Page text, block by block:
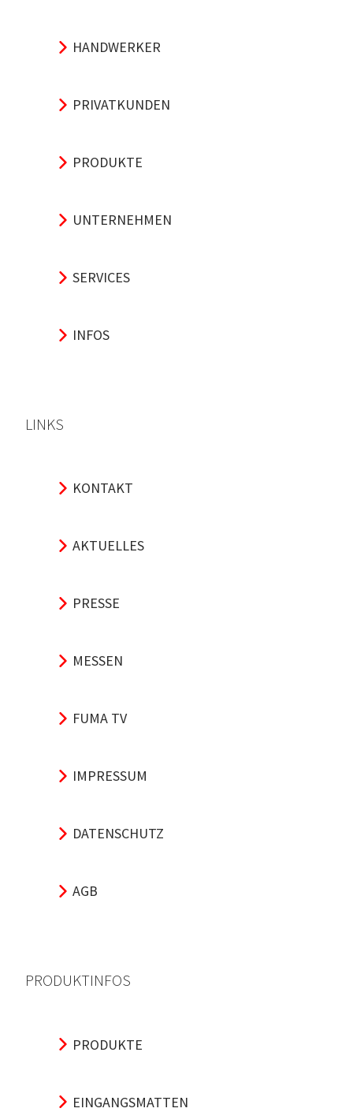
HANDWERKER
PRIVATKUNDEN
PRODUKTE
UNTERNEHMEN
SERVICES
INFOS
LINKS
KONTAKT
AKTUELLES
PRESSE
MESSEN
FUMA TV
IMPRESSUM
DATENSCHUTZ
AGB
PRODUKTINFOS
PRODUKTE
EINGANGSMATTEN